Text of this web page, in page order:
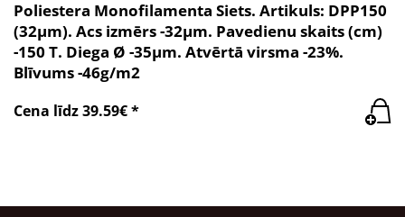
Poliestera Monofilamenta Siets. Artikuls: DPP150
(32µm). Acs izmērs -32µm. Pavedienu skaits (cm)
-150 T. Diega Ø -35µm. Atvērtā virsma -23%.
Blīvums -46g/m2
Cena līdz 39.59€ *